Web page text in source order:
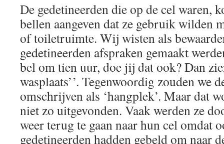
De gedetineerden die op de cel waren,
bellen aangeven dat ze gebruik wilden
of toiletruimte. Wij wisten als
gedetineerden afspraken gemaakt
bel om tien uur, doe jij dat ook? Dan
wasplaats’’. Tegenwoordig zouden we
omschrijven als ‘hangplek’. Maar dat
niet zo uitgevonden. Vaak werden ze
weer terug te gaan naar hun cel omdat
gedetineerden hadden gebeld om naar